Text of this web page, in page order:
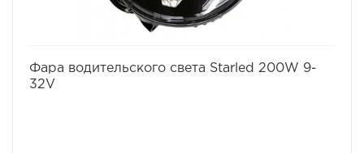
Фара водительского света Starled 200W 9-
32V